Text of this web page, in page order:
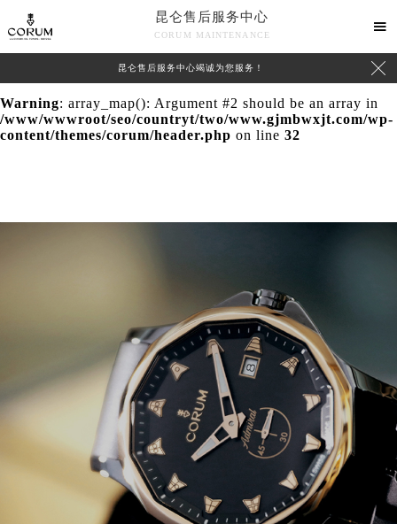
Warning
: extract() expects parameter 1 to be array, null
given in
/www/wwwroot/seo/countryt/two/www.gjmbwxjt.com/wp-
content/themes/corum/header.phpon line
Warning: array_map(): Argument #2 should be an array in
/www/wwwroot/seo/countryt/two/www.gjmbwxjt.com/wp-
content/themes/corum/header.php on line 32
昆仑售后服务中心
CORUM MAINTENANCE

昆仑售后服务中心竭诚为您服务！ 